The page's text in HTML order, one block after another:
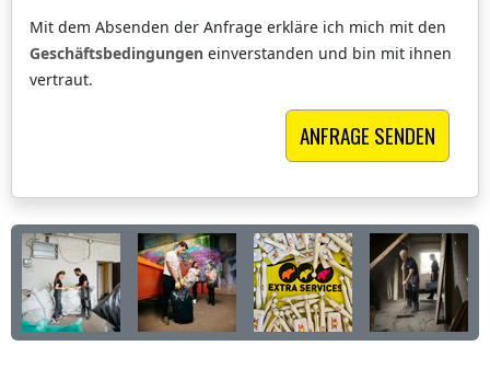
Mit dem Absenden der Anfrage erkläre ich mich mit den
Geschäftsbedingungen einverstanden und bin mit ihnen
vertraut.